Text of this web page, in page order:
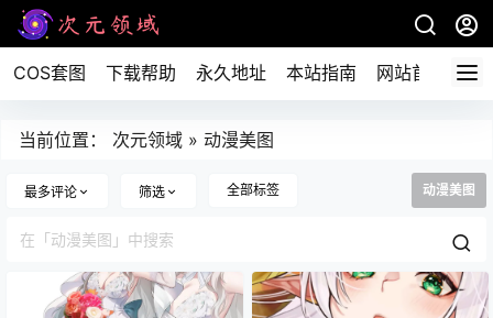
COS套图 下载帮助 永久地址 本站指南 网站首页
当前位置： 次元领域 » 动漫美图
最多评论 筛选 全部标签 动漫美图